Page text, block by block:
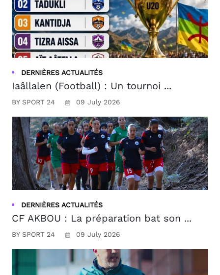
DERNIÈRES ACTUALITÉS
Iaâllalen (Football) : Un tournoi ...
BY SPORT 24 09 July 2026
DERNIÈRES ACTUALITÉS
CF AKBOU : La préparation bat son ...
BY SPORT 24 09 July 2026